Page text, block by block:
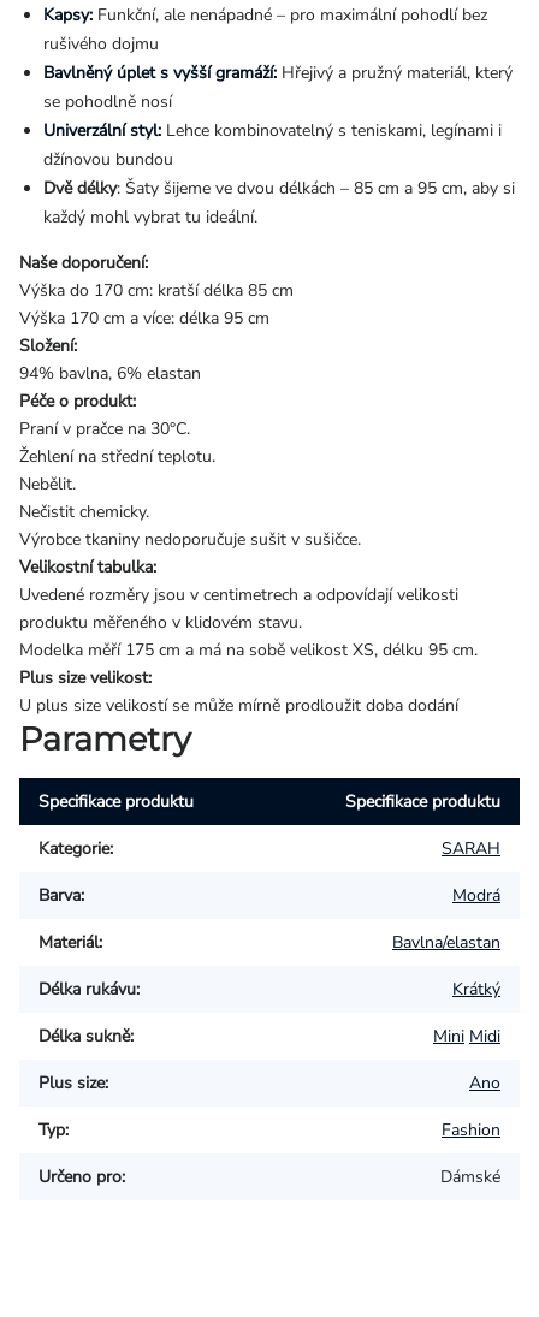
Kapsy: Funkční, ale nenápadné – pro maximální pohodlí bez
rušivého dojmu
Bavlněný úplet s vyšší gramáží: Hřejivý a pružný materiál, který
se pohodlně nosí
Univerzální styl: Lehce kombinovatelný s teniskami, legínami i
džínovou bundou
Dvě délky: Šaty šijeme ve dvou délkách – 85 cm a 95 cm, aby si
každý mohl vybrat tu ideální.
Naše doporučení:
Výška do 170 cm: kratší délka 85 cm
Výška 170 cm a více: délka 95 cm
Složení:
94% bavlna, 6% elastan
Péče o produkt:
Praní v pračce na 30°C.
Žehlení na střední teplotu.
Nebělit.
Nečistit chemicky.
Výrobce tkaniny nedoporučuje sušit v sušičce.
Velikostní tabulka:
Uvedené rozměry jsou v centimetrech a odpovídají velikosti
produktu měřeného v klidovém stavu.
Modelka měří 175 cm a má na sobě velikost XS, délku 95 cm.
Plus size velikost:
U plus size velikostí se může mírně prodloužit doba dodání
Parametry
Specifikace produktu Specifikace produktu
Kategorie: SARAH
Barva: Modrá
Materiál: Bavlna/elastan
Délka rukávu: Krátký
Délka sukně: Mini Midi
Plus size: Ano
Typ: Fashion
Určeno pro: Dámské